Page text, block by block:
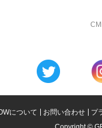
について お問い合わせ プ